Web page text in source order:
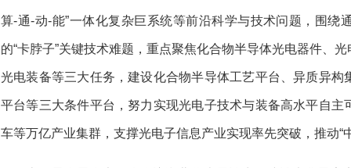
算-通-动-能”一体化复杂巨系统等前沿科学与技术问题，围绕
的“卡脖子”关键技术难题，重点聚焦化合物半导体光电器件、
光电装备等三大任务，建设化合物半导体工艺平台、异质异
平台等三大条件平台，努力实现光电子技术与装备高水平自
车等万亿产业集群，支撑光电子信息产业实现率先突破，推动“